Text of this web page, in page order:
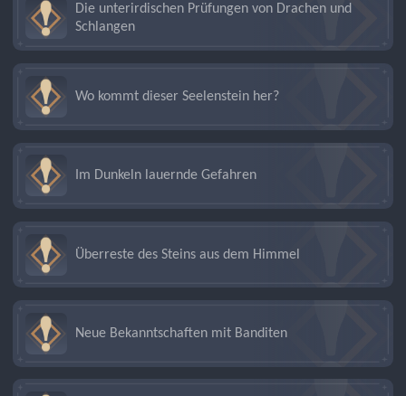
Die unterirdischen Prüfungen von Drachen und
Schlangen
Wo kommt dieser Seelenstein her?
Im Dunkeln lauernde Gefahren
Überreste des Steins aus dem Himmel
Neue Bekanntschaften mit Banditen